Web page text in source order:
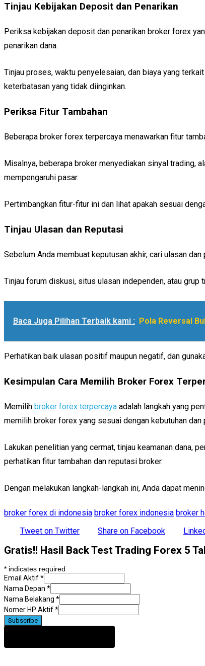
Tinjau Kebijakan Deposit dan Penarikan
Periksa kebijakan deposit dan penarikan broker forex
penarikan dana.
Tinjau proses, waktu penyelesaian, dan biaya yang
keterbatasan yang tidak diinginkan.
Periksa Fitur Tambahan
Beberapa broker forex terpercaya menawarkan fitur
Misalnya, beberapa broker menyediakan sinyal trading,
mempengaruhi pasar.
Pertimbangkan fitur-fitur ini dan lihat apakah sesuai
Tinjau Ulasan dan Reputasi
Sebelum Anda membuat keputusan akhir, cari ulasan
Tinjau forum diskusi, situs ulasan independen, atau grup
Baca Juga Pilihan Terbaik kami : Pola Reversal
Perhatikan baik ulasan positif maupun negatif, dan
Kesimpulan Cara Memilih Broker Forex
Memilih broker forex terpercaya adalah langkah yang
memilih broker forex yang sesuai dengan kebutuhan dan
Lakukan penelitian yang cermat, tinjau keamanan dana,
perhatikan fitur tambahan dan reputasi broker.
Dengan melakukan langkah-langkah ini, Anda dapat
broker forex di indonesia broker forex indonesia broker
Tweet on Twitter
Share on Facebook
Gratis!! Hasil Back Test Trading Forex 5
* indicates required
Email Aktif*
Nama Depan *
Nama Belakang *
Nomer HP Aktif*